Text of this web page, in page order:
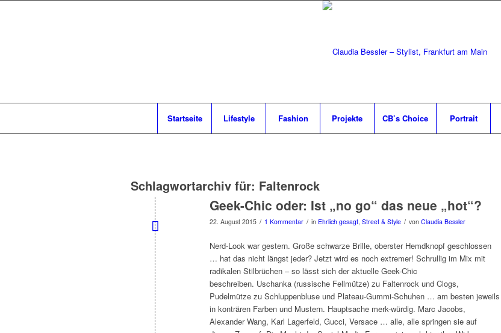
Startseite Lifestyle Fashion Projekte CB’s Choice Portrait
Schlagwortarchiv für: Faltenrock
Geek-Chic oder: Ist „no go“ das neue „hot“?
22. August 2015 / 1 Kommentar / in Ehrlich gesagt, Street & Style / von Claudia Bessler
Nerd-Look war gestern. Große schwarze Brille, oberster Hemdknopf geschlossen
… hat das nicht längst jeder? Jetzt wird es noch extremer! Schrullig im Mix mit
radikalen Stilbrüchen – so lässt sich der aktuelle Geek-Chic
beschreiben. Uschanka (russische Fellmütze) zu Faltenrock und Clogs,
Pudelmütze zu Schluppenbluse und Plateau-Gummi-Schuhen … am besten jeweils
in konträren Farben und Mustern. Hauptsache merk-würdig. Marc Jacobs,
Alexander Wang, Karl Lagerfeld, Gucci, Versace … alle, alle springen sie auf